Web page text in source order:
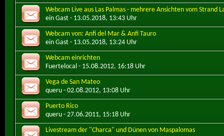
Webcam Live aus Las Palmas - mehrere Ansichten vom Strand
ein Gast - 13.05.2018, 13:43 Uhr
Webcam von: Anfi del Mar & Anfi Tauro
ein Gast - 13.05.2018, 13:24 Uhr
Webcam einrichten
Fuertelocal - 15.08.2012, 16:18 Uhr
Vega de San Mateo
queru - 02.08.2012, 13:08 Uhr
Puerto Rico
queru - 27.06.2011, 15:18 Uhr
Livestream der "Charca" und Dünen von Maspalomas